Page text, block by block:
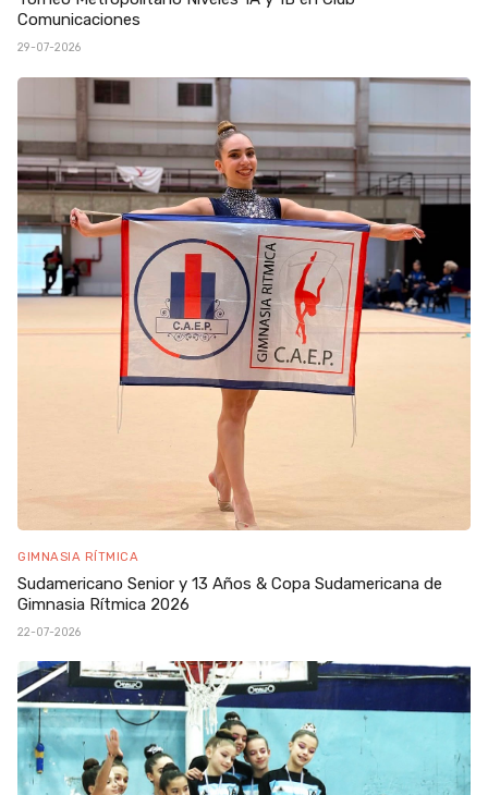
Comunicaciones
29-07-2026
GIMNASIA RÍTMICA
Sudamericano Senior y 13 Años & Copa Sudamericana de
Gimnasia Rítmica 2026
22-07-2026